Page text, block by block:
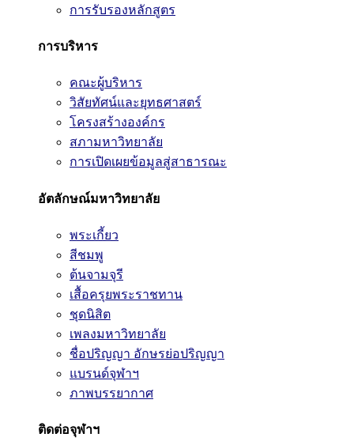
การรับรองหลักสูตร
การบริหาร
คณะผู้บริหาร
วิสัยทัศน์และยุทธศาสตร์
โครงสร้างองค์กร
สภามหาวิทยาลัย
การเปิดเผยข้อมูลสู่สาธารณะ
อัตลักษณ์มหาวิทยาลัย
พระเกี้ยว
สีชมพู
ต้นจามจุรี
เสื้อครุยพระราชทาน
ชุดนิสิต
เพลงมหาวิทยาลัย
ชื่อปริญญา อักษรย่อปริญญา
แบรนด์จุฬาฯ
ภาพบรรยากาศ
ติดต่อจุฬาฯ